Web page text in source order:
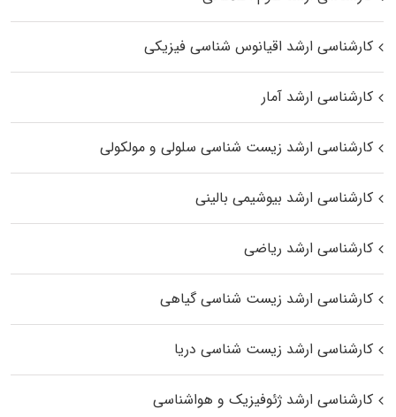
کارشناسی ارشد اقیانوس‌ شناسی فیزیکی
کارشناسی ارشد آمار
کارشناسی ارشد زیست شناسی سلولی و مولکولی
کارشناسی ارشد بیوشیمی بالینی
کارشناسی ارشد ریاضی
کارشناسی ارشد زیست‌ شناسی گیاهی
کارشناسی ارشد زیست‌ شناسی دریا
کارشناسی ارشد ژئوفیزیک و هواشناسی